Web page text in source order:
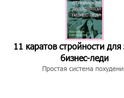
11 каратов стройности для
бизнес-леди
Простая система